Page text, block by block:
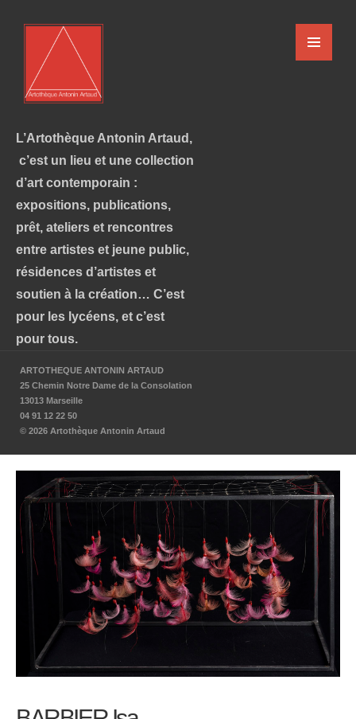
L’Artothèque Antonin Artaud,
c’est un lieu et une collection
d’art contemporain :
expositions, publications,
prêt, ateliers et rencontres
entre artistes et jeune public,
résidences d’artistes et
soutien à la création… C’est
pour les lycéens, et c’est
pour tous.
ARTOTHEQUE ANTONIN ARTAUD
25 Chemin Notre Dame de la Consolation
13013 Marseille
04 91 12 22 50
© 2026 Artothèque Antonin Artaud